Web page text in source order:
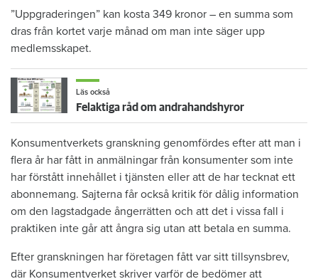
”Uppgraderingen” kan kosta 349 kronor – en summa som
dras från kortet varje månad om man inte säger upp
medlemsskapet.
Läs också
Felaktiga råd om andrahandshyror
Konsumentverkets granskning genomfördes efter att man i
flera år har fått in anmälningar från konsumenter som inte
har förstått innehållet i tjänsten eller att de har tecknat ett
abonnemang. Sajterna får också kritik för dålig information
om den lagstadgade ångerrätten och att det i vissa fall i
praktiken inte går att ångra sig utan att betala en summa.
Efter granskningen har företagen fått var sitt tillsynsbrev,
där Konsumentverket skriver varför de bedömer att